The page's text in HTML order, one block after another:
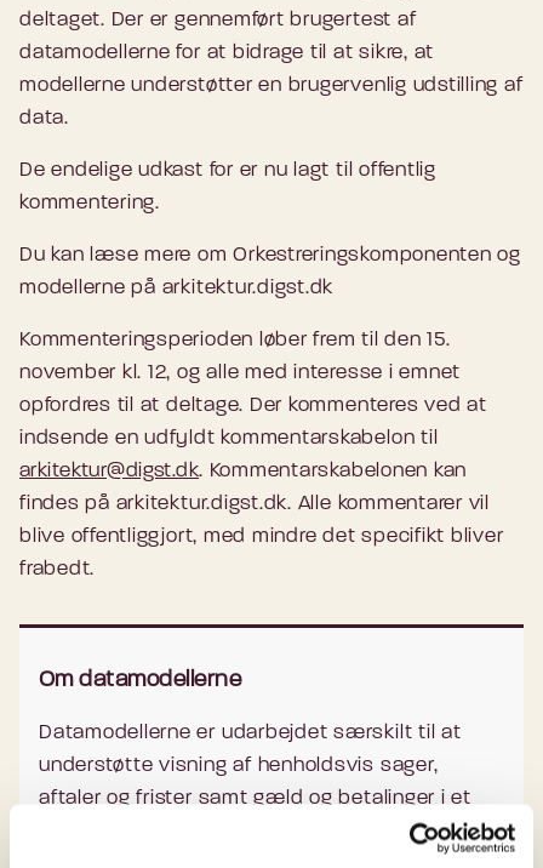
deltaget. Der er gennemført brugertest af
datamodellerne for at bidrage til at sikre, at
modellerne understøtter en brugervenlig udstilling af
data.
De endelige udkast for er nu lagt til offentlig
kommentering.
Du kan læse mere om Orkestreringskomponenten og
modellerne på arkitektur.digst.dk
Kommenteringsperioden løber frem til den 15.
november kl. 12, og alle med interesse i emnet
opfordres til at deltage. Der kommenteres ved at
indsende en udfyldt kommentarskabelon til
arkitektur@digst.dk. Kommentarskabelonen kan
findes på arkitektur.digst.dk. Alle kommentarer vil
blive offentliggjort, med mindre det specifikt bliver
frabedt.
Om datamodellerne
Datamodellerne er udarbejdet særskilt til at
understøtte visning af henholdsvis sager,
aftaler og frister samt gæld og betalinger i et
borgervendt digitalt overblik. Data, der er